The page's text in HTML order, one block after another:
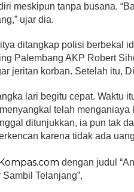
meskipun tanpa busana.
ujar dia.
ditangkap polisi berbekal
Palembang AKP Robert
jeritan korban. Setelah itu,
lari begitu cepat. Waktu
telah
ditunjukkan, ia pun tak
karena tidak ada
dengan judul
Telanjang”,